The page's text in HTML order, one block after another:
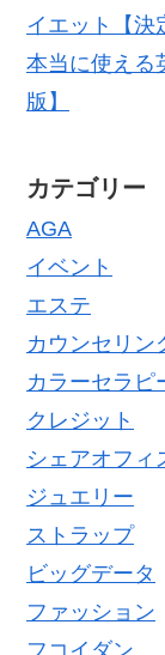
イエット【決
本当に使える
版】
カテゴリー
AGA
イベント
エステ
カウンセリン
カラーセラピ
クレジット
シェアオフィ
ジュエリー
ストラップ
ビッグデータ
ファッション
フコイダン